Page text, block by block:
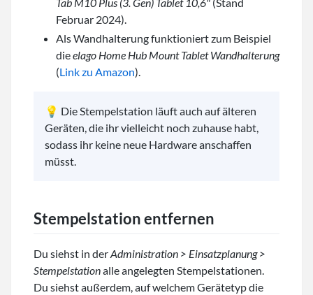
Februar 2024).
Als Wandhalterung funktioniert zum Beispiel
dieelago Home Hub Mount Tablet Wandhalterung
(Link zu Amazon).
💡 Die Stempelstation läuft auch auf älteren
Geräten, die ihr vielleicht noch zuhause habt,
sodass ihr keine neue Hardware anschaffen
müsst.
Stempelstation entfernen
Du siehst in derAdministration > Einsatzplanung >
Stempelstationalle angelegten Stempelstationen.
Du siehst außerdem, auf welchem Gerätetyp die